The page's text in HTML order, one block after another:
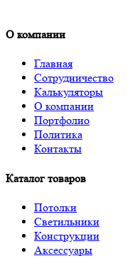
О компании
Главная
Сотрудничество
Калькуляторы
О компании
Портфолио
Политика
Контакты
Каталог товаров
Потолки
Светильники
Конструкции
Аксессуары